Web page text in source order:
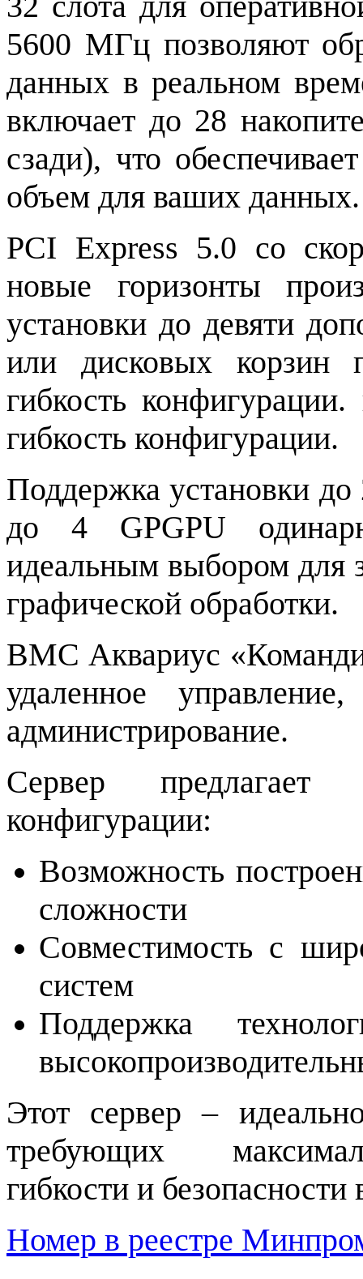
5600 МГц позволяют
данных в реальном
включает до 28
сзади), что
объем для ваших данных.
PCI Express 5.0 со
новые горизонты
установки до девяти
или дисковых корзин
гибкость
гибкость конфигурации.
Поддержка установки
до 4 GPGPU
идеальным выбором для
графической обработки.
BMC Аквариус
удаленное
администрирование.
Сервер предлагает
конфигурации:
Возможность
сложности
Совместимость с
систем
Поддержка
Этот сервер –
требующих
гибкости и
Номер в реестре